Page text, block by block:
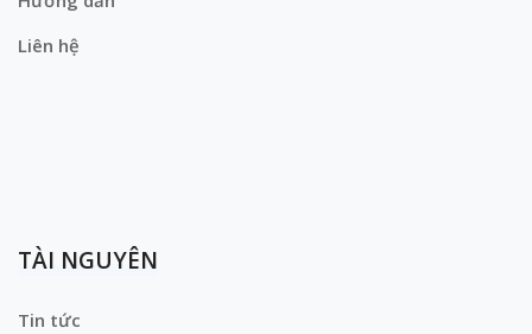
Liên hệ
TÀI NGUYÊN
Tin tức